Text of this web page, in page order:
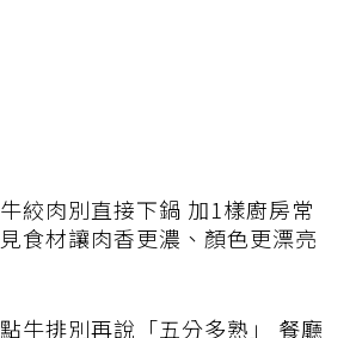
牛絞肉別直接下鍋 加1樣廚房常
見食材讓肉香更濃、顏色更漂亮
點牛排別再說「五分多熟」 餐廳